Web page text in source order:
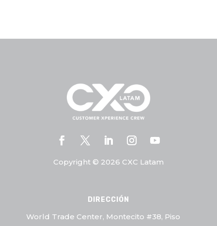
Copyright © 2026 CXC Latam
DIRECCIÓN
World Trade Center, Montecito #38, Piso